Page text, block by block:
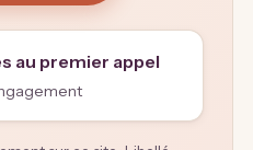
au premier appel